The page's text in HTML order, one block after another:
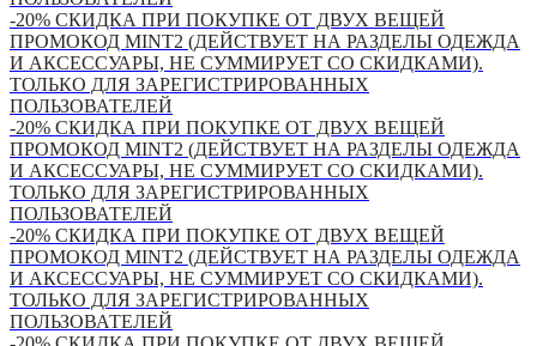
-20% СКИДКА ПРИ ПОКУПКЕ ОТ ДВУХ ВЕЩЕЙ
ПРОМОКОД MINT2 (ДЕЙСТВУЕТ НА РАЗДЕЛЫ ОДЕЖДА
И АКСЕССУАРЫ, НЕ СУММИРУЕТ СО СКИДКАМИ).
ТОЛЬКО ДЛЯ ЗАРЕГИСТРИРОВАННЫХ
ПОЛЬЗОВАТЕЛЕЙ
-20% СКИДКА ПРИ ПОКУПКЕ ОТ ДВУХ ВЕЩЕЙ
ПРОМОКОД MINT2 (ДЕЙСТВУЕТ НА РАЗДЕЛЫ ОДЕЖДА
И АКСЕССУАРЫ, НЕ СУММИРУЕТ СО СКИДКАМИ).
ТОЛЬКО ДЛЯ ЗАРЕГИСТРИРОВАННЫХ
ПОЛЬЗОВАТЕЛЕЙ
-20% СКИДКА ПРИ ПОКУПКЕ ОТ ДВУХ ВЕЩЕЙ
ПРОМОКОД MINT2 (ДЕЙСТВУЕТ НА РАЗДЕЛЫ ОДЕЖДА
И АКСЕССУАРЫ, НЕ СУММИРУЕТ СО СКИДКАМИ).
ТОЛЬКО ДЛЯ ЗАРЕГИСТРИРОВАННЫХ
ПОЛЬЗОВАТЕЛЕЙ